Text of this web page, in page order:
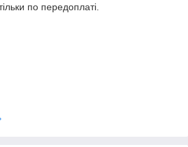
по передоплаті.